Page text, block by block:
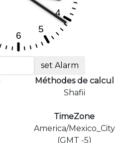
set Alarm
Méthodes de calcul
Shafii
TimeZone
America/Mexico_City
(GMT -5)